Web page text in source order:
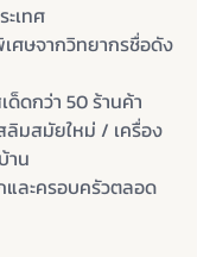
ะเทศ
ศษจากวิทยากรชื่อดัง
ด็ดกว่า 50 ร้านค้า
ลิมสมัยใหม่ / เครื่อง
าน
และครอบครัวตลอด